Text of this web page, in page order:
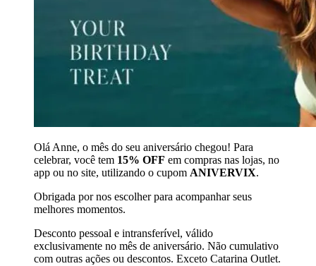
Olá Anne, o mês do seu aniversário chegou! Para
celebrar, você tem 15% OFF em compras nas lojas, no
app ou no site, utilizando o cupom ANIVERVIX.
Obrigada por nos escolher para acompanhar seus
melhores momentos.
Desconto pessoal e intransferível, válido
exclusivamente no mês de aniversário. Não cumulativo
com outras ações ou descontos. Exceto Catarina Outlet.